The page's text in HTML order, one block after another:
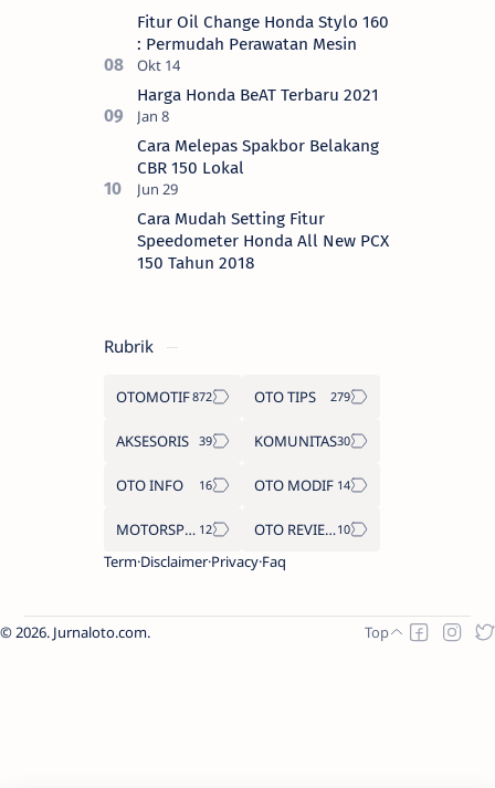
Fitur Oil Change Honda Stylo 160
: Permudah Perawatan Mesin
Harga Honda BeAT Terbaru 2021
Cara Melepas Spakbor Belakang
CBR 150 Lokal
Cara Mudah Setting Fitur
Speedometer Honda All New PCX
150 Tahun 2018
Rubrik
OTOMOTIF OTO TIPS
AKSESORIS KOMUNITAS
OTO INFO OTO MODIF
MOTORSPORT
OTO REVIEW
Term Disclaimer Privacy Faq
2026. Jurnaloto.com.